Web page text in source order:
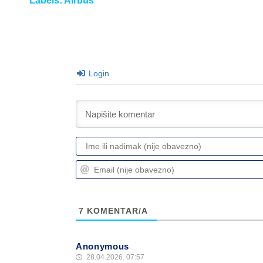
Login
7 KOMENTAR/A
Anonymous
28.04.2026. 07:57